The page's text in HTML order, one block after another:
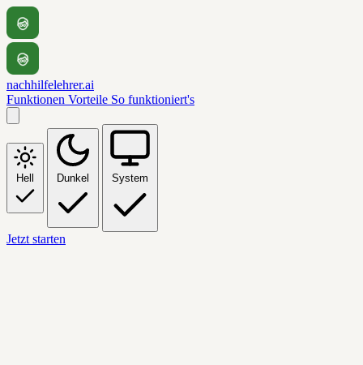
nachhilfelehrer.ai
Funktionen Vorteile So funktioniert's
Hell Dunkel System
Jetzt starten